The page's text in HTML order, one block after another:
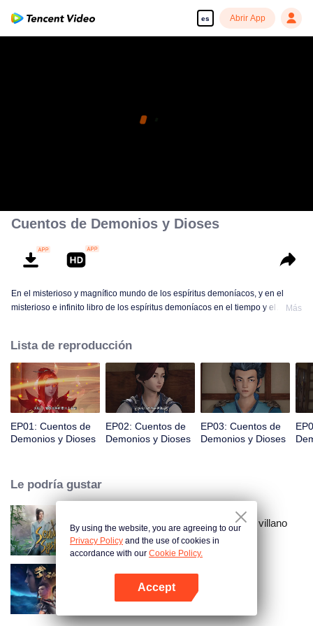
es Abrir App
Cuentos de Demonios y Dioses
En el misterioso y magnífico mundo de los espíritus demoníacos, y en el
misterioso e infinito libro de los espíritus demoníacos en el tiempo y el
enfrenta al favor de las dos diosas?
Más
Lista de reproducción
EP01: Cuentos de
Demonios y Dioses
EP02: Cuentos de
Demonios y Dioses
EP03: Cuentos de
Demonios y Dioses
Le podría gustar
El sistema de auto-salvación del villano
escoria
Universo Marcial Temporada 1
By using the website, you are agreeing to our
Privacy Policy and the use of cookies in
accordance with our Cookie Policy.
Accept